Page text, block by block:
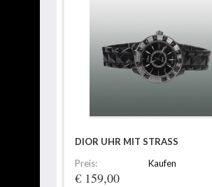
DIOR UHR MIT STRASS
Preis:
€ 159,00
Kaufen